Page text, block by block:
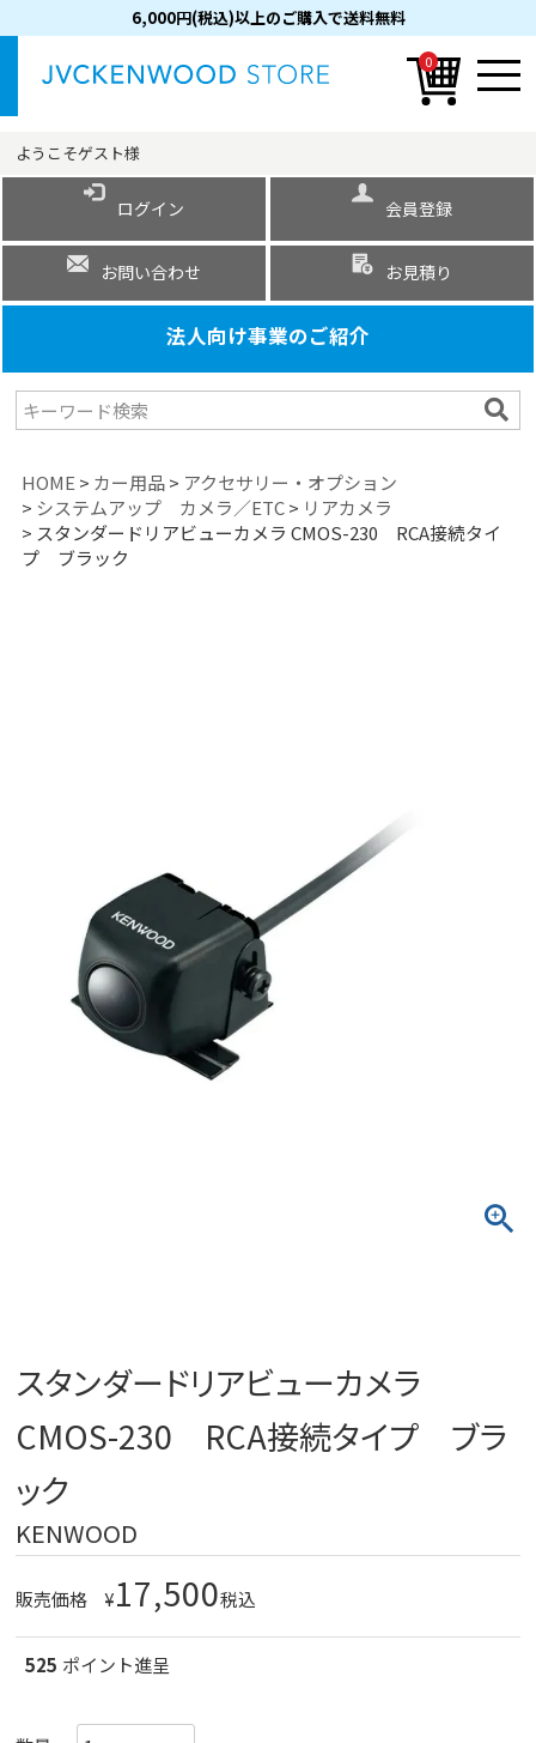
6,000円(税込)以上のご購入で送料無料
0
ようこそゲスト様
ログイン 会員登録
お問い合わせ お見積り
法人向け事業のご紹介
HOME カー用品
アクセサリー・オプション
システムアップ カメラ／ETC
リアカメラ
スタンダードリアビューカメラ CMOS-230 RCA接続タイ
プ ブラック
スタンダードリアビューカメラ
CMOS-230 RCA接続タイプ ブラ
ック
KENWOOD
販売価格 ¥17,500税込
525 ポイント進呈